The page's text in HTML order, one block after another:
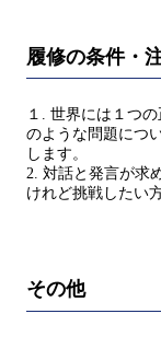
履修の条件・
１. 世界には１つ
のような問題につ
します。
2. 対話と発言が求
けれど挑戦したい
その他